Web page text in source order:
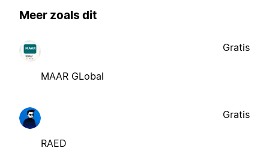
Meer zoals dit
MAAR GLobal
Gratis
RAED
Gratis